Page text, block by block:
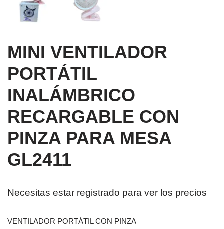
MINI VENTILADOR
PORTÁTIL
INALÁMBRICO
RECARGABLE CON
PINZA PARA MESA
GL2411
Necesitas estar registrado para ver los precios
VENTILADOR PORTÁTIL CON PINZA